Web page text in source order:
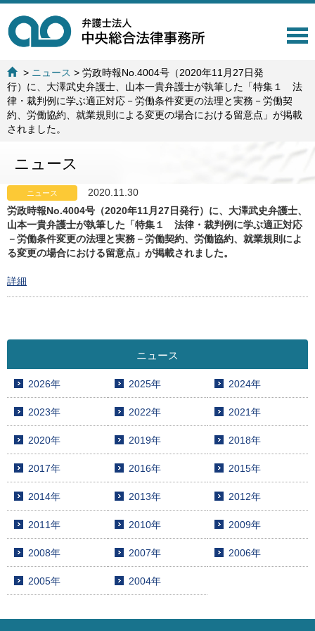
T
l
n
i
o
n
> ニュース >労政時報No.4004号（2020年11月27日発
行）に、大澤武史弁護士、山本一貴弁護士が執筆した「特集１ 法
律・裁判例に学ぶ適正対応－労働条件変更の法理と実務－労働契
約、労働協約、就業規則による変更の場合における留意点」が掲載
されました。
ニュース
ニュース
2020.11.30
労政時報No.4004号（2020年11月27日発行）に、大澤武史弁護士、
山本一貴弁護士が執筆した「特集１ 法律・裁判例に学ぶ適正対応
－労働条件変更の法理と実務－労働契約、労働協約、就業規則によ
る変更の場合における留意点」が掲載されました。
詳細
ニュース
2026年 2025年 2024年
2023年 2022年 2021年
2020年 2019年 2018年
2017年 2016年 2015年
2014年 2013年 2012年
2011年 2010年 2009年
2008年 2007年 2006年
2005年 2004年